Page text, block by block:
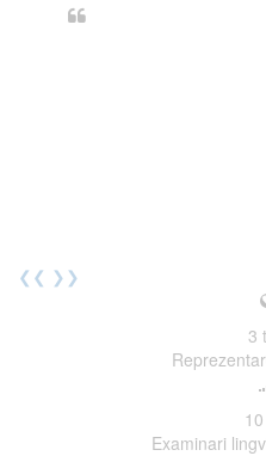
❮❮ ❯❯
3
10
Examinari